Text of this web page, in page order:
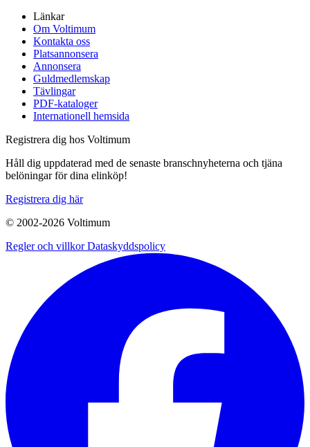
Länkar
Om Voltimum
Kontakta oss
Platsannonsera
Annonsera
Guldmedlemskap
Tävlingar
PDF-kataloger
Internationell hemsida
Registrera dig hos Voltimum
Håll dig uppdaterad med de senaste branschnyheterna och tjäna
belöningar för dina elinköp!
Registrera dig här
© 2002-2026 Voltimum
Regler och villkorDataskyddspolicy